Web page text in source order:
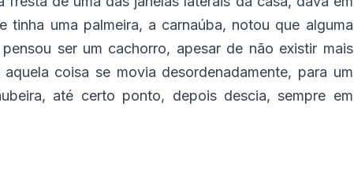
uma palmeira, a carnaúba, notou que alguma
ser um cachorro, apesar de não existir mais
coisa se movia desordenadamente, para um
até certo ponto, depois descia, sempre em